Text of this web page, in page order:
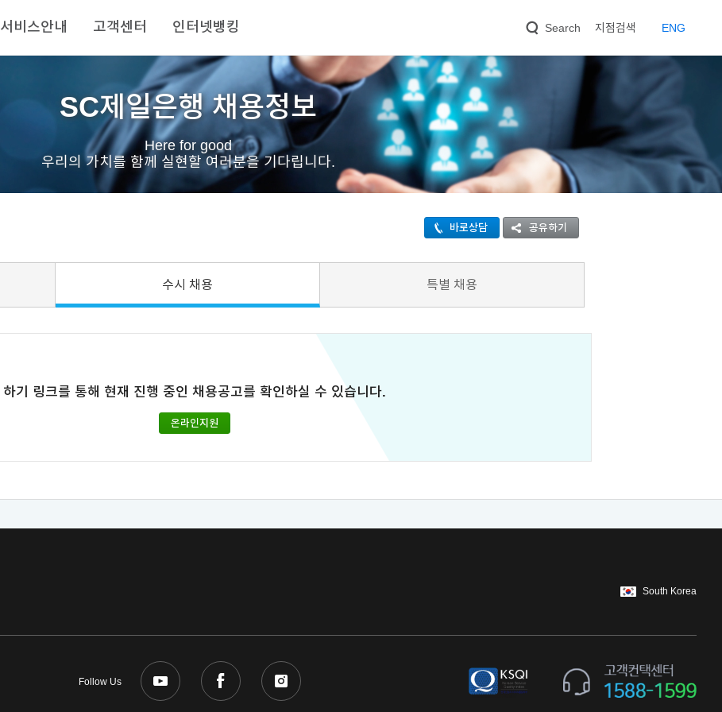
서비스안내 고객센터 인터넷뱅킹 Search 지점검색 ENG
SC제일은행 채용정보
Here for good
우리의 가치를 함께 실현할 여러분을 기다립니다.
바로상담 공유하기
수시 채용 특별 채용
하기 링크를 통해 현재 진행 중인 채용공고를 확인하실 수 있습니다.
온라인지원
South Korea
Follow Us